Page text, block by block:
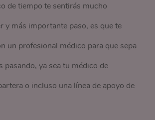
de tiempo te sentirás mucho
y más importante paso, es que te
un profesional médico para que sepa
pasando, ya sea tu médico de
o incluso una línea de apoyo de